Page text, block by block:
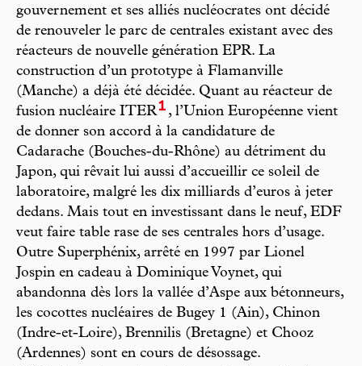
gouvernement et ses alliés nucléocrates ont décidé
de renouveler le parc de centrales existant avec des
réacteurs de nouvelle génération EPR. La
construction d’un prototype à Flamanville
(Manche) a déjà été décidée. Quant au réacteur de
fusion nucléaire ITER1 , l’Union Européenne vient
de donner son accord à la candidature de
Cadarache (Bouches-du-Rhône) au détriment du
Japon, qui rêvait lui aussi d’accueillir ce soleil de
laboratoire, malgré les dix milliards d’euros à jeter
dedans. Mais tout en investissant dans le neuf, EDF
veut faire table rase de ses centrales hors d’usage.
Outre Superphénix, arrêté en 1997 par Lionel
Jospin en cadeau à Dominique Voynet, qui
abandonna dès lors la vallée d’Aspe aux bétonneurs,
les cocottes nucléaires de Bugey 1 (Ain), Chinon
(Indre-et-Loire), Brennilis (Bretagne) et Chooz
(Ardennes) sont en cours de désossage.